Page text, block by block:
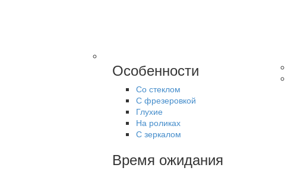
Особенности
Со стеклом
С фрезеровкой
Глухие
На роликах
С зеркалом
Время ожидания